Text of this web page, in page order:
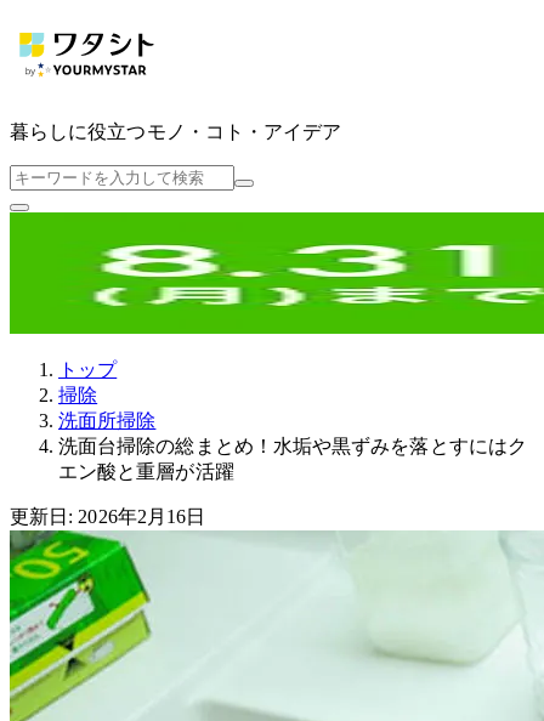
暮らしに役立つモノ・コト・アイデア
トップ
掃除
洗面所掃除
洗面台掃除の総まとめ！水垢や黒ずみを落とすにはク
エン酸と重層が活躍
更新日: 2026年2月16日